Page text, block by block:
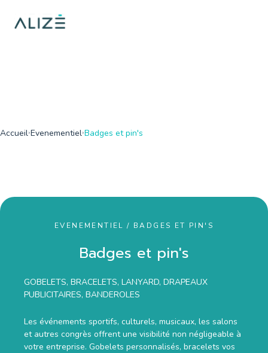
on line137
Accueil Evenementiel Badges et pin's
EVENEMENTIEL / BADGES ET PIN'S
Badges et pin's
GOBELETS, BRACELETS, LANYARD, DRAPEAUX
PUBLICITAIRES, BANDEROLES
Les événements sportifs, culturels, musicaux, les salons
et autres congrès offrent une visibilité non négligeable à
votre entreprise. Gobelets personnalisés, bracelets vos